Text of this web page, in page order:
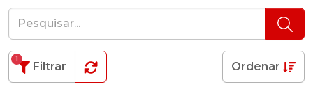
Filtrar
1
Ordenar